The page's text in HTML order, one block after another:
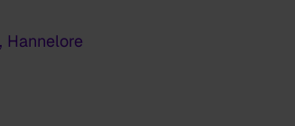
Hannelore